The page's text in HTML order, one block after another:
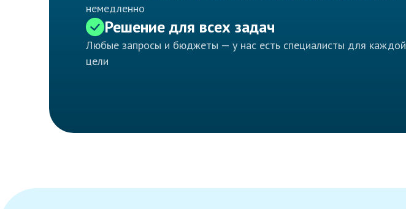
немедленно
Решение для всех задач
Любые запросы и бюджеты — у нас есть специалисты для каждой
цели